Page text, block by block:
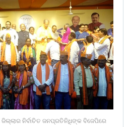
ଜିଲ୍ଲାର ନିର୍ବାଚିତ ଜନପ୍ରତିନିଧିଙ୍କ ବିଜେପିରେ